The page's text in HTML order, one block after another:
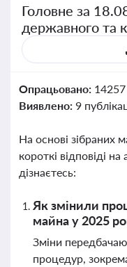
Головне за
державного та
Опрацьовано:
Виявлено: 9
На основі зібраних
короткі відповіді
дізнаєтесь:
Як змінили
майна у 2025
Зміни
процедур,